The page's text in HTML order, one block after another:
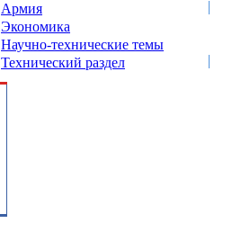
Армия
Экономика
Научно-технические темы
Технический раздел